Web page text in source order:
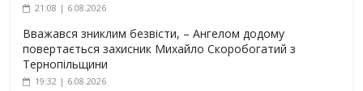
21:08 | 6.08.2026
Вважався зниклим безвісти, – Ангелом додому
повертається захисник Михайло Скоробогатий з
Тернопільщини
19:32 | 6.08.2026